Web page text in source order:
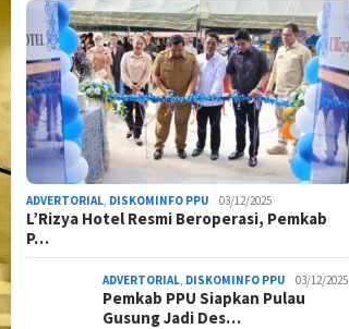
ADVERTORIAL DISKOMINFO PPU 03/12/2025
L’Rizya Hotel Resmi Beroperasi, Pemkab
P…
ADVERTORIAL DISKOMINFO PPU 03/12/2025
Pemkab PPU Siapkan Pulau
Gusung Jadi Des…